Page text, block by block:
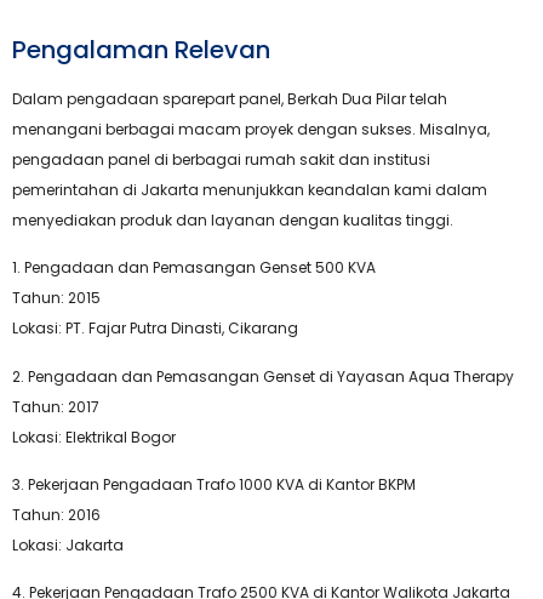
Pengalaman Relevan
Dalam pengadaan sparepart panel, Berkah Dua Pilar telah
menangani berbagai macam proyek dengan sukses. Misalnya,
pengadaan panel di berbagai rumah sakit dan institusi
pemerintahan di Jakarta menunjukkan keandalan kami dalam
menyediakan produk dan layanan dengan kualitas tinggi.
1.⁠ ⁠Pengadaan dan Pemasangan Genset 500 KVA
Tahun: 2015
Lokasi: PT. Fajar Putra Dinasti, Cikarang
2.⁠ ⁠Pengadaan dan Pemasangan Genset di Yayasan Aqua Therapy
Tahun: 2017
Lokasi: Elektrikal Bogor
3.⁠ ⁠Pekerjaan Pengadaan Trafo 1000 KVA di Kantor BKPM
Tahun: 2016
Lokasi: Jakarta
4.⁠ ⁠Pekerjaan Pengadaan Trafo 2500 KVA di Kantor Walikota Jakarta